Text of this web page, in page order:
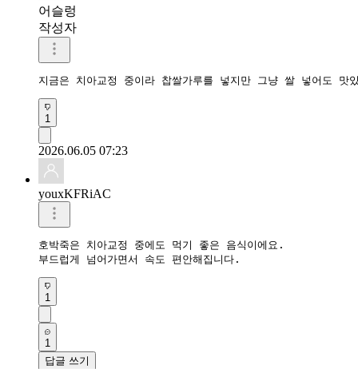
어슬렁
작성자
지금은 치아교정 중이라 찹쌀가루를 넣지만 그냥 쌀 넣어도 맛
1
2026.06.05 07:23
youxKFRiAC
호박죽은 치아교정 중에도 먹기 좋은 음식이에요.
부드럽게 넘어가면서 속도 편안해집니다.
1
1
답글 쓰기